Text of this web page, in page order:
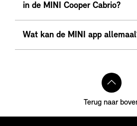
in de MINI Cooper Cabrio?
Wat kan de MINI app
Terug naar